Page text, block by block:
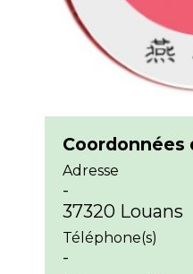
Coordonnées
Adresse
-
37320 Louans
Téléphone(s)
-